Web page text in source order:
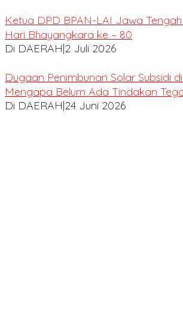
Ketua DPD BPAN-LAI Jawa
Hari Bhayangkara ke – 80
Di DAERAH|2 Juli 2026
Dugaan Penimbunan Solar Subsidi
Mengapa Belum Ada Tindakan
Di DAERAH|24 Juni 2026